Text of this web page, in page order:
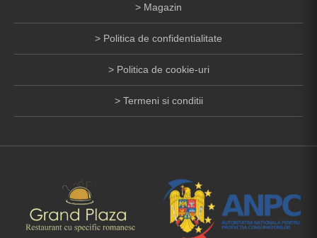
Magazin
Politica de confidentialitate
Politica de cookie-uri
Termeni si conditii